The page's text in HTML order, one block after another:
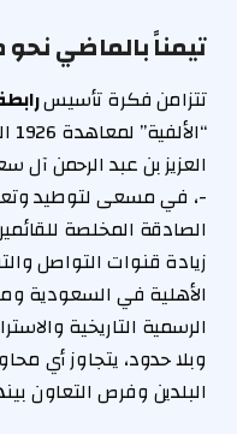
تيمناً بالماضي
تتزامن فكرة تأسيس
العزيز بن عبد الرحمن
-، في مسعى لتوطيد
الصادقة المخلصة
زيادة قنوات التواصل
الأهلية في السعودية
الرسمية التاريخية
وبلا حدود، يتجاوز أي
البلدين وفرص التعاون